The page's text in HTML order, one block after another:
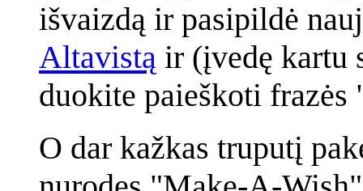
išvaizdą ir pasipildė
Altavistą ir (įvedę kartu
duokite paieškoti frazės
O dar kažkas truputį